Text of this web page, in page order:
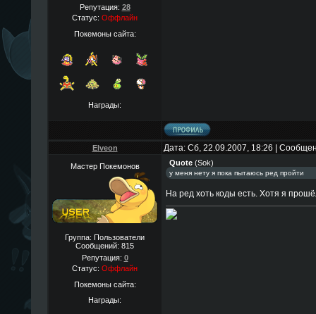
Репутация: 28
Статус: Оффлайн
Покемоны сайта:
Награды:
Elveon Дата: Сб, 22.09.2007, 18:26 |
Мастер Покемонов
Группа: Пользователи
Сообщений: 815
Репутация: 0
Статус: Оффлайн
Покемоны сайта:
Награды:
Quote(Sok)
у меня нету я пока пытаюсь ред пройти
На ред хоть коды есть. Хотя я